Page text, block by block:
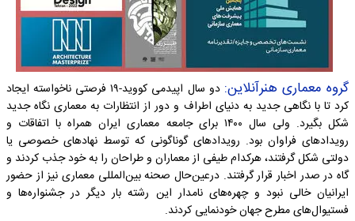
گروه معماری هنرآنلاین:
دو سال اپیدمی کووید-۱۹ فرصتی ناخواسته ایجاد
کرد تا با نگاهی جدید به دنیای اطراف و دور از انتظارات به معماری نگاه جدید
شکل بگیرد. ولی سال ۱۴۰۰ برای جامعه معماری ایران همراه با اتفاقات و
رویدادهای فراوان بود. رویدادهای گوناگونی که توسط نهادهای خصوصی یا
دولتی شکل گرفتند، هرکدام طیفی از معماران و طراحان را به خود جذب کردند و
گاه در صدر اخبار قرار گرفتند. درعین‌حال صحنه بین‌المللی معماری نیز از حضور
ایرانیان خالی نبود و چهره‌های نامدار این رشته بار دیگر در جشنواره‌ها و
فستیوال‌های مطرح جهان خودنمایی کردند.